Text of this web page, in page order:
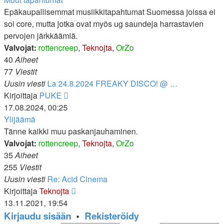
Epäkaupallisemmat musiikkitapahtumat Suomessa joissa ei
soi core, mutta jotka ovat myös ug saundeja harrastavien
pervojen järkkäämiä.
Valvojat: rottencreep, Teknojta, OrZo
40Aiheet
77 Viestit
Uusin viesti La 24.8.2024 FREAKY DISCO! @ …
Kirjoittaja PUKE
17.08.2024, 00:25
Ylijäämä
Tänne kaikki muu paskanjauhaminen.
Valvojat: rottencreep, Teknojta, OrZo
35Aiheet
255 Viestit
Uusin viesti Re: Acid Cinema
KirjoittajaTeknojta
viesti
13.11.2021, 19:54
Kirjaudu sisään • Rekisteröidy